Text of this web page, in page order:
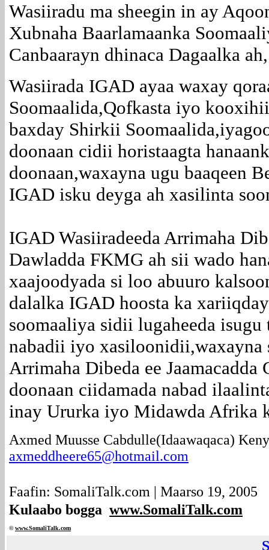
Wasiiradu ma sheegin in ay
Xubnaha Baarlamaanka
Canbaarayn dhinaca Dagaalka ah,
Wasiirada IGAD ayaa waxay
Soomaalida,Qofkasta iyo
baxday Shirkii
doonaan cidii horistaagta
doonaan,waxayna ugu baaqeen
IGAD isku deyga ah xasilinta
IGAD Wasiiradeeda Arrimaha
Dawladda FKMG ah sii wado
xaajoodyada si loo abuuro
dalalka IGAD hoosta ka
soomaaliya sidii lugaheeda
nabadii iyo xasiloonidii,waxayna
Arrimaha Dibeda ee Jaamacadda
doonaan ciidamada nabad
inay Ururka iyo Midawda Afrika
Axmed Muusse Cabdulle(Idaawaqaca)
axmeddheere65@hotmail.com
Faafin: SomaliTalk.com | Maarso 19, 2005
Kulaabo bogga www.SomaliTalk.com
©www.SomaliTalk.com